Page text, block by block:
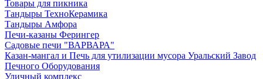
Товары для пикника
Тандыры ТехноКерамика
Тандыры Амфора
Печи-казаны Ферингер
Садовые печи "ВАРВАРА"
Казан-мангал и Печь для утилизации мусора Уральский Завод
Печного Оборудования
Уличный комплекс